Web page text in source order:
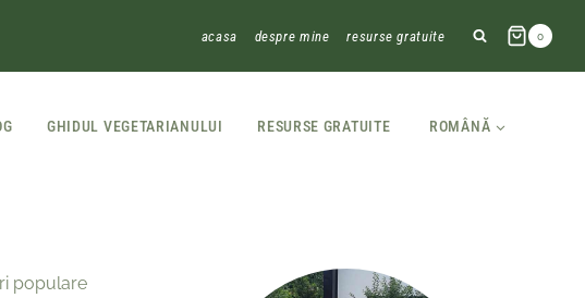
acasa despre mine resurse gratuite 0
GHIDUL VEGETARIANULUI RESURSE GRATUITE ROMÂNĂ
populare